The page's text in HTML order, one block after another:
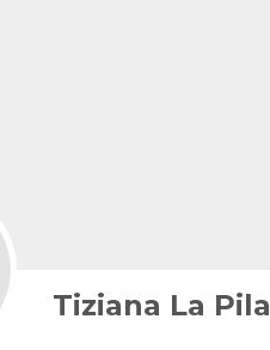
Tiziana La Pila